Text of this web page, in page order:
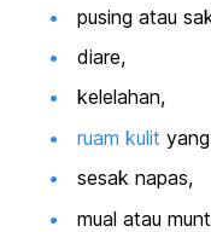
pusing atau
diare,
kelelahan,
ruam kulit
sesak napas,
mual atau